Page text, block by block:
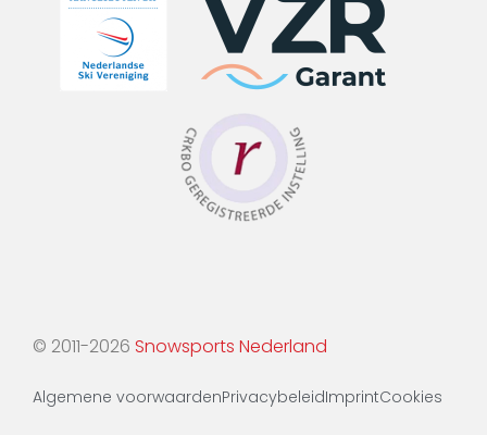
© 2011-2026 Snowsports Nederland
Algemene voorwaardenPrivacybeleidImprintCookies